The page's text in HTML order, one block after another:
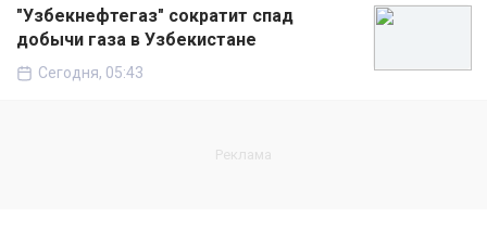
"Узбекнефтегаз" сократит спад
добычи газа в Узбекистане
Сегодня, 05:43